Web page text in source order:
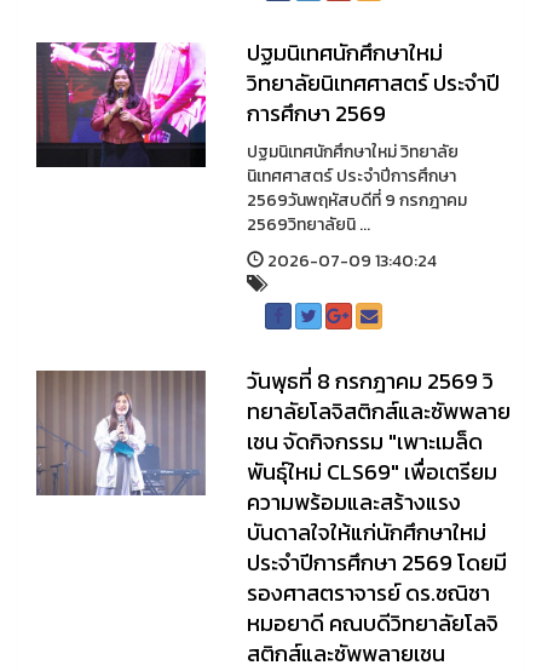
ปฐมนิเทศนักศึกษาใหม่
วิทยาลัยนิเทศศาสตร์ ประจำปี
การศึกษา 2569
ปฐมนิเทศนักศึกษาใหม่ วิทยาลัย
นิเทศศาสตร์ ประจำปีการศึกษา
2569วันพฤหัสบดีที่ 9 กรกฎาคม
2569วิทยาลัยนิ ...
2026-07-09 13:40:24
วันพุธที่ 8 กรกฎาคม 2569 วิ
ทยาลัยโลจิสติกส์และซัพพลาย
เชน จัดกิจกรรม "เพาะเมล็ด
พันธุ์ใหม่ CLS69" เพื่อเตรียม
ความพร้อมและสร้างแรง
บันดาลใจให้แก่นักศึกษาใหม่
ประจำปีการศึกษา 2569 โดยมี
รองศาสตราจารย์ ดร.ชณิชา
หมอยาดี คณบดีวิทยาลัยโลจิ
สติกส์และซัพพลายเชน